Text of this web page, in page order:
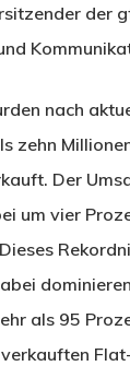
der
nach
zehn
Der
um vier
als 95